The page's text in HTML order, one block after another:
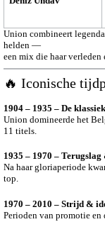
Union combineert
helden —
een mix die haar verleden
🔥 Iconische
1904 – 1935 – De
Union domineerde het
11 titels.
1935 – 1970 –
Na haar gloriaperiode
top.
1970 – 2010 – Strijd &
Perioden van promotie en